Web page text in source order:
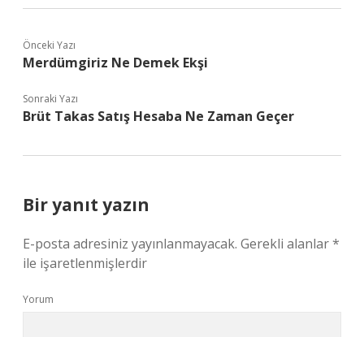
Önceki Yazı
Merdümgiriz Ne Demek Ekşi
Sonraki Yazı
Brüt Takas Satış Hesaba Ne Zaman Geçer
Bir yanıt yazın
E-posta adresiniz yayınlanmayacak. Gerekli alanlar*
ile işaretlenmişlerdir
Yorum